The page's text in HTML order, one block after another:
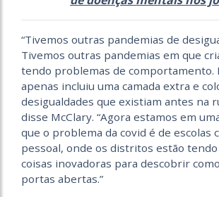
“Tivemos outras pandemias de
Tivemos outras pandemias em que
tendo problemas de comportamento.
apenas incluiu uma camada extra e
desigualdades que existiam antes na
disse McClary. “Agora estamos em
que o problema da covid é de escolas
pessoal, onde os distritos estão
coisas inovadoras para descobrir
portas abertas.”